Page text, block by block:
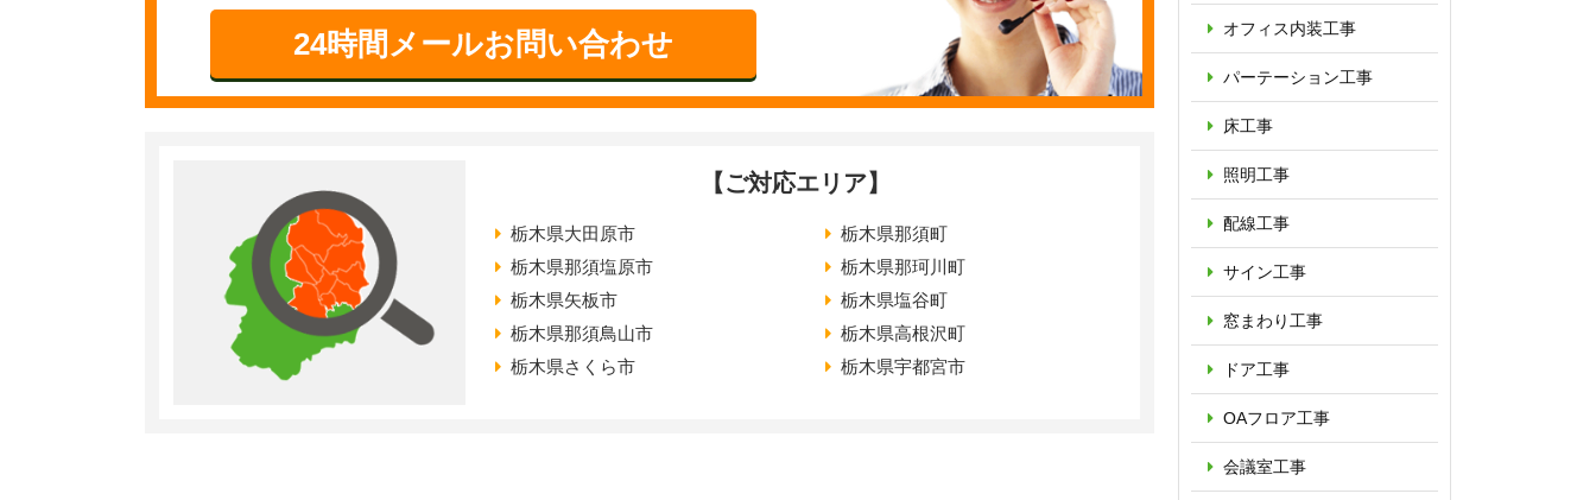
24時間メールお問い合わせ
【ご対応エリア】
栃木県大田原市
栃木県那須塩原市
栃木県矢板市
栃木県那須鳥山市
栃木県さくら市
栃木県那須町
栃木県那珂川町
栃木県塩谷町
栃木県高根沢町
栃木県宇都宮市
オフィス内装工事
パーテーション工事
床工事
照明工事
配線工事
サイン工事
窓まわり工事
ドア工事
OAフロア工事
会議室工事